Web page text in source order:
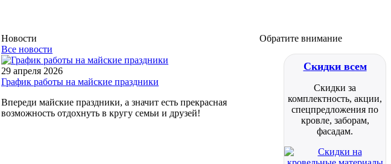
Обратите внимание
Скидки всем
Скидки за
комплектность, акции,
спецпредложения по
кровле, заборам,
фасадам.
Новости
Все новости
29 апреля 2026
График работы на майские праздники
Впереди майские праздники, а значит есть прекрасная
возможность отдохнуть в кругу семьи и друзей!